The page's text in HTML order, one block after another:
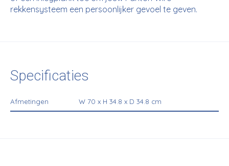
rekkensysteem een persoonlijker gevoel te geven.
Specificaties
Afmetingen W 70 x H 34.8 x D 34.8 cm